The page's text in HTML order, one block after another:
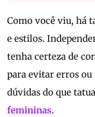
Como você viu, há
e estilos.
tenha certeza de
para evitar erros
dúvidas do que
femininas.